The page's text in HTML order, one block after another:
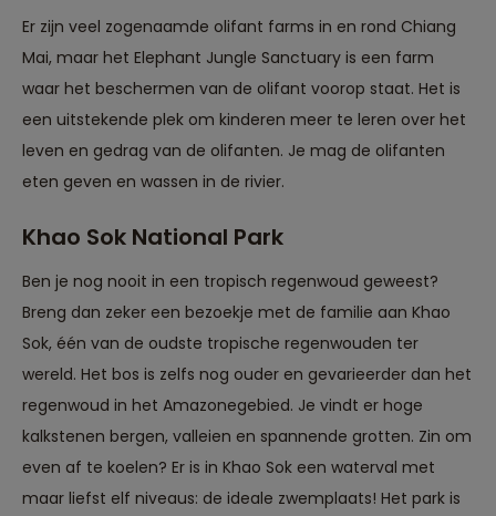
Er zijn veel zogenaamde olifant farms in en rond Chiang
Mai, maar het Elephant Jungle Sanctuary is een farm
waar het beschermen van de olifant voorop staat. Het is
een uitstekende plek om kinderen meer te leren over het
leven en gedrag van de olifanten. Je mag de olifanten
eten geven en wassen in de rivier.
Khao Sok National Park
Ben je nog nooit in een tropisch regenwoud geweest?
Breng dan zeker een bezoekje met de familie aan Khao
Sok, één van de oudste tropische regenwouden ter
wereld. Het bos is zelfs nog ouder en gevarieerder dan het
regenwoud in het Amazonegebied. Je vindt er hoge
kalkstenen bergen, valleien en spannende grotten. Zin om
even af te koelen? Er is in Khao Sok een waterval met
maar liefst elf niveaus: de ideale zwemplaats! Het park is